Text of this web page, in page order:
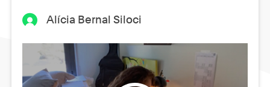
Alícia Bernal Siloci